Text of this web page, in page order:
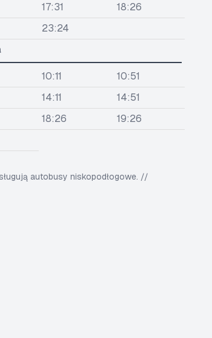
17:31
18:26
23:24
10:11
10:51
14:11
14:51
18:26
19:26
autobusy niskopodłogowe. //